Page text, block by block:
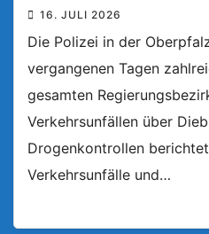
16. JULI 2026
Die Polizei in der
vergangenen Tagen
gesamten
Verkehrsunfällen über
Drogenkontrollen
Verkehrsunfälle und…